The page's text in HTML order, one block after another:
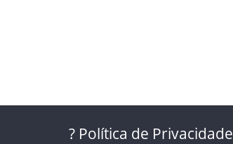
? Política de Privacidade